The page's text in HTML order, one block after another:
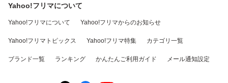
Yahoo!フリマについて
Yahoo!フリマについて Yahoo!フリマからのお知らせ
Yahoo!フリマトピックス Yahoo!フリマ特集 カテゴリ一覧
ブランド一覧 ランキング かんたんご利用ガイド メール通知設定